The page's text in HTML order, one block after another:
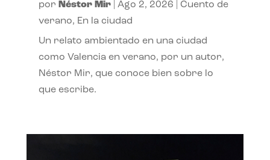
por Néstor Mir| Ago 2, 2026
Cuento de
verano, En la ciudad
Un relato ambientado en una ciudad
como Valencia en verano, por un autor,
Néstor Mir, que conoce bien sobre lo
que escribe.